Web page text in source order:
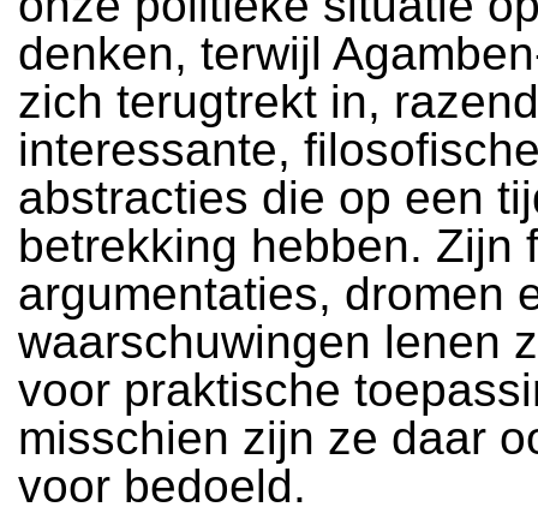
denken, terwijl
zich terugtrekt in, razend
interessante,
abstracties die op een
betrekking hebben. Zijn
argumentaties, dromen
waarschuwingen lenen
voor praktische
misschien zijn ze daar
voor bedoeld.